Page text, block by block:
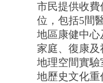
市民提供收
位，包括5間
地區康健中
家庭、復康
地理空間實
地歷史文化